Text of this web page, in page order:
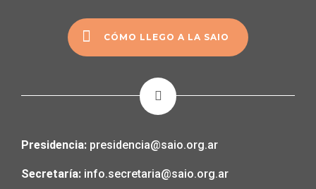
CÓMO LLEGO A LA SAIO
Presidencia: presidencia@saio.org.ar
Secretaría: info.secretaria@saio.org.ar